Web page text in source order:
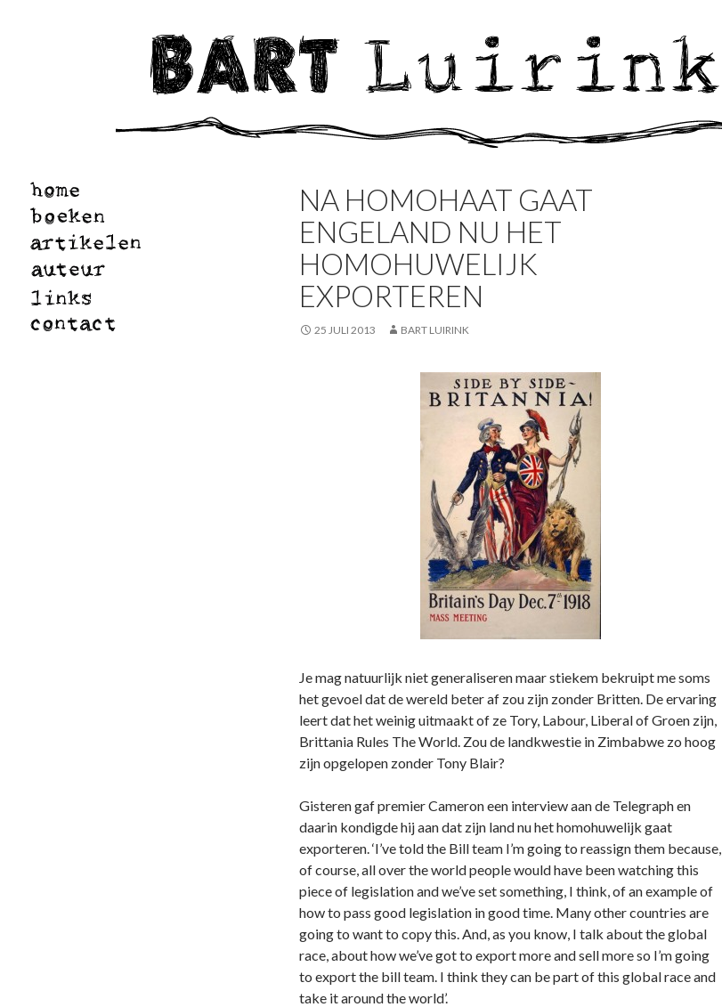
NA HOMOHAAT GAAT
ENGELAND NU HET
HOMOHUWELIJK
EXPORTEREN
25 JULI 2013 BART LUIRINK
Je mag natuurlijk niet generaliseren maar stiekem bekruipt me soms
het gevoel dat de wereld beter af zou zijn zonder Britten. De ervaring
leert dat het weinig uitmaakt of ze Tory, Labour, Liberal of Groen zijn,
Brittania Rules The World. Zou de landkwestie in Zimbabwe zo hoog
zijn opgelopen zonder Tony Blair?
Gisteren gaf premier Cameron een interview aan de Telegraph en
daarin kondigde hij aan dat zijn land nu het homohuwelijk gaat
exporteren. ‘I’ve told the Bill team I’m going to reassign them because,
of course, all over the world people would have been watching this
piece of legislation and we’ve set something, I think, of an example of
how to pass good legislation in good time. Many other countries are
going to want to copy this. And, as you know, I talk about the global
race, about how we’ve got to export more and sell more so I’m going
to export the bill team. I think they can be part of this global race and
take it around the world’.